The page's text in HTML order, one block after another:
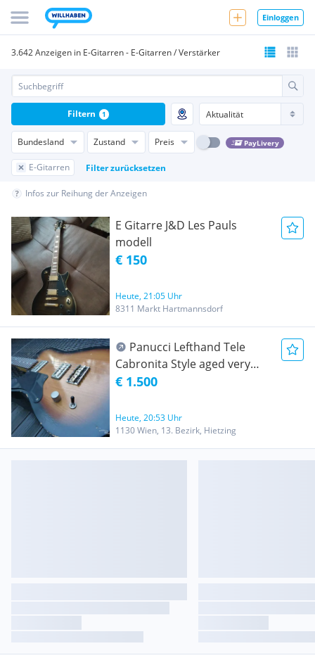
Einloggen
3.642 Anzeigen in E-Gitarren - E-Gitarren / Verstärker
Bundesland Zustand Preis PayLivery
E-Gitarren Filter zurücksetzen
Filtern 1
Infos zur Reihung der Anzeigen
E Gitarre J&D Les Pauls
modell
€ 150
Heute, 21:05 Uhr
8311 Markt Hartmannsdorf
Panucci Lefthand Tele
Cabronita Style aged very
rare boutique Guitar
€ 1.500
Heute, 20:53 Uhr
1130 Wien, 13. Bezirk, Hietzing